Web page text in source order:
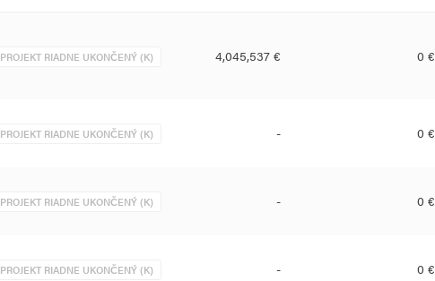
PROJEKT RIADNE UKONČENÝ (K) 4,045,537 € 0 €
PROJEKT RIADNE UKONČENÝ (K) - 0 €
PROJEKT RIADNE UKONČENÝ (K) - 0 €
PROJEKT RIADNE UKONČENÝ (K) - 0 €